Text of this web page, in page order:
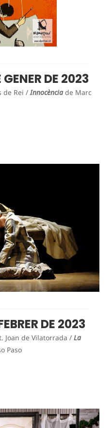
DE 2023
de Rei /Innocènciade Marc
DE 2023
Joan de Vilatorrada / La
Paso